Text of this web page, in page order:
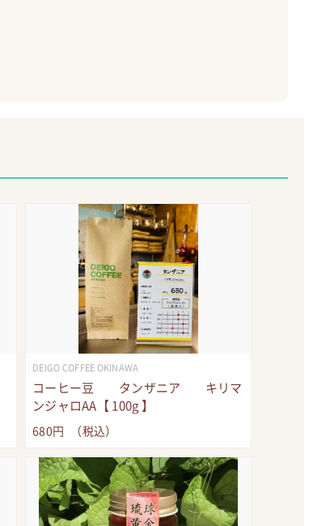
DEIGO COFFEE OKINAWA
コーヒー豆 タンザニア キリマ
ンジャロAA【 100g 】
680円 （税込）